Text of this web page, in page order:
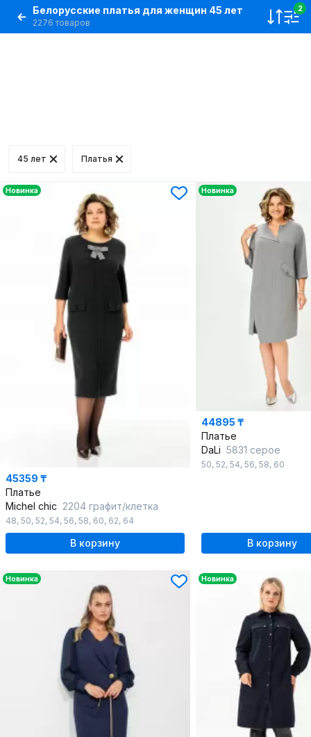
Белорусские платья для женщин 45 лет
2276 товаров
2
45 лет Платья
Новинка
45359 ₸
Платье
Michel chic 2204 графит/клетка
48, 50, 52, 54, 56, 58, 60, 62, 64
В корзину
Новинка
44895 ₸
Платье
DaLi 5831 серое
50, 52, 54, 56, 58, 60
В корзину
Новинка Новинка